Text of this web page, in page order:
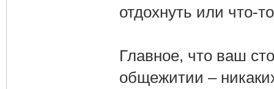
отдохнуть или что-
Главное, что ваш
общежитии –